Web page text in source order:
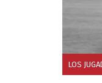
LOS